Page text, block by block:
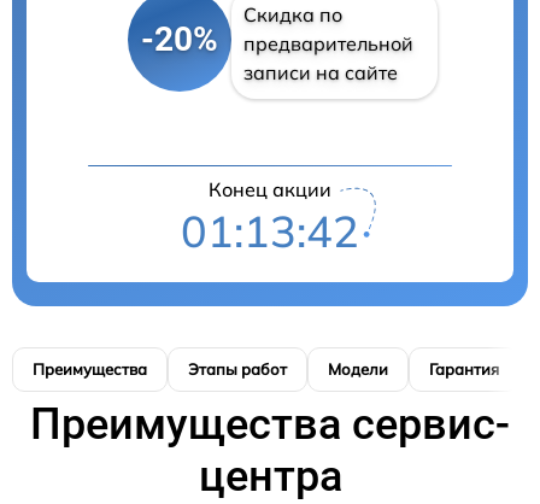
-20%
Скидка по
предварительной
записи на сайте
Конец акции
01:13:41
Преимущества Этапы работ Модели Гарантия
Преимущества сервис-
центра